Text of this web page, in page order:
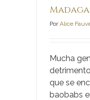
PorAlice
Mucha
que se
baobabs